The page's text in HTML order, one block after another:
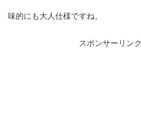
味的にも大人仕様ですね。
スポンサーリンク